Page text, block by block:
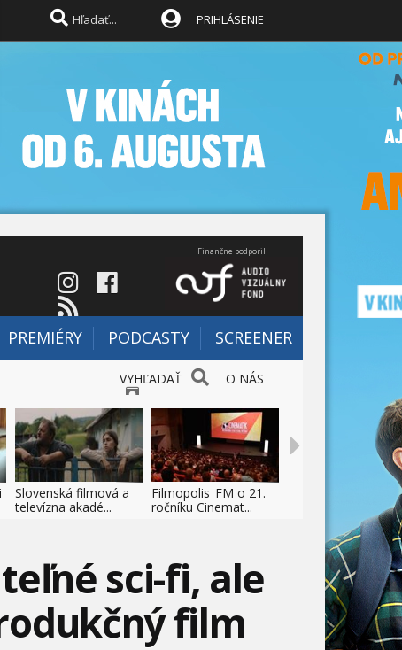
PRIHLÁSENIE
Finančne podporil
PREMIÉRY PODCASTY SCREENER
VYHĽADAŤ O NÁS
Slovenská filmová a
televízna akadé...
Filmopolis_FM o 21.
ročníku Cinemat...
sci-fi, ale
film